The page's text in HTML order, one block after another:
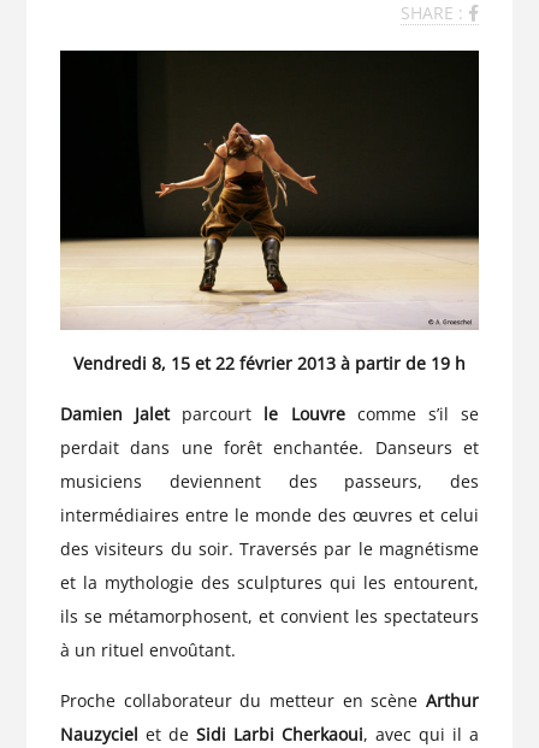
SHARE :
Vendredi 8, 15 et 22 février 2013 à partir de 19 h
Damien Jaletparcourt le Louvrecomme s’il se
perdait dans une forêt enchantée. Danseurs et
musiciens deviennent des passeurs, des
intermédiaires entre le monde des œuvres et celui
des visiteurs du soir. Traversés par le magnétisme
et la mythologie des sculptures qui les entourent,
ils se métamorphosent, et convient les spectateurs
à un rituel envoûtant.
Proche collaborateur du metteur en scèneArthur
Nauzyciel et de Sidi Larbi Cherkaoui, avec qui il a